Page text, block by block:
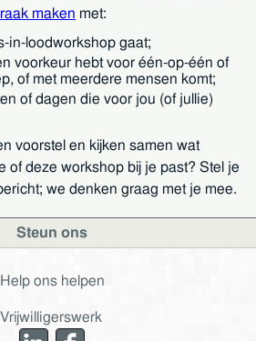
maken met:
in-loodworkshop gaat;
voorkeur hebt voor één-op-één of
of met meerdere mensen komt;
of dagen die voor jou (of jullie)
voorstel en kijken samen wat
of deze workshop bij je past? Stel je
we denken graag met je mee.
Steun ons
Help ons helpen
Vrijwilligerswerk